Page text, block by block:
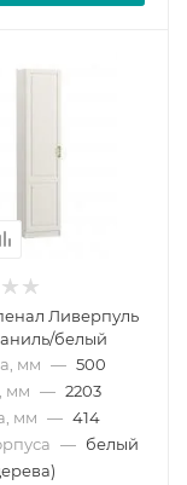
Ливерпуль
белый
мм — 500
мм — 2203
мм — 414
— белый